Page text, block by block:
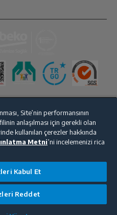
Korunması İşlem Rehberi
Site’nin performansının
anlaşılması için gerekli olan
kullanılan çerezler hakkında
Metni’ni incelemenizi rica
Kabul Et
Reddet